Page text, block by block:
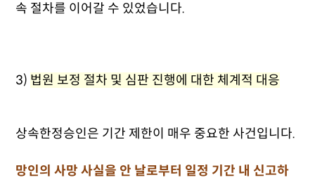
속 절차를 이어갈 수 있었습니다.
3) 법원 보정 절차 및 심판 진행에 대한 체계적 대응
상속한정승인은 기간 제한이 매우 중요한 사건입니다.
망인의 사망 사실을 안 날로부터 일정 기간 내 신고하